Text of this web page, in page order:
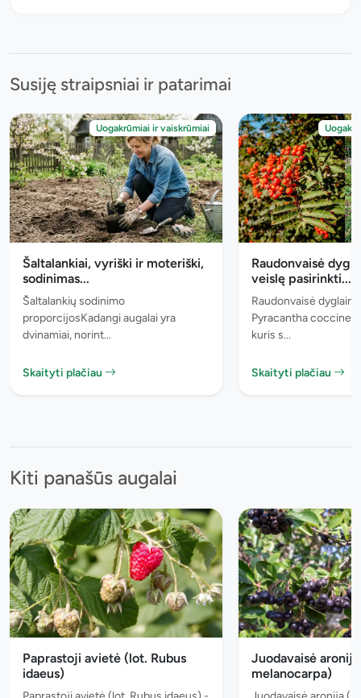
Susiję straipsniai ir patarimai
Uogakrūmiai ir vaiskrūmiai
Šaltalankiai, vyriški ir moteriški,
sodinimas...
Šaltalankių sodinimo
proporcijosKadangi augalai yra
dvinamiai, norint...
Skaityti plačiau
Raudonvaisė
veislę pasirinkti...
Raudonvaisė
Pyracantha
kuris s...
Skaityti plačiau
Kiti panašūs augalai
Paprastoji avietė (lot. Rubus
idaeus)
Juodavaisė
melanocarpa)